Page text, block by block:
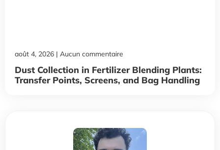
Dust Collection in Fertilizer Blending Plants:
Transfer Points, Screens, and Bag Handling
août 4, 2026 Aucun commentaire